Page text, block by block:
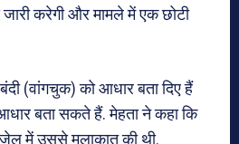
करेगी और मामले में एक छोटी
(वांगचुक) को आधार बता दिए हैं
बता सकते हैं. मेहता ने कहा कि
में उससे मुलाकात की थी.